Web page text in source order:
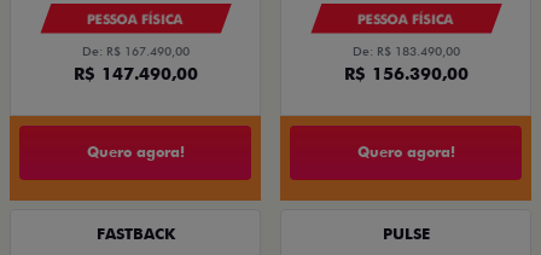
PESSOA FÍSICA
De: R$ 167.490,00
R$ 147.490,00
Quero agora!
PESSOA FÍSICA
De: R$ 183.490,00
R$ 156.390,00
Quero agora!
FASTBACK PULSE